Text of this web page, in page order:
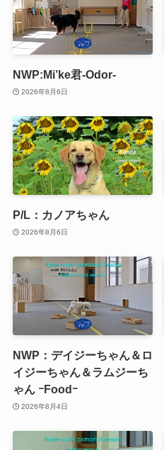
NWP:Mi’ke君-Odor-
2026年8月6日
P/L：カノアちゃん
2026年8月6日
NWP：デイジーちゃん＆ロ
イジーちゃん＆ラムジーち
ゃん ｰFoodｰ
2026年8月4日